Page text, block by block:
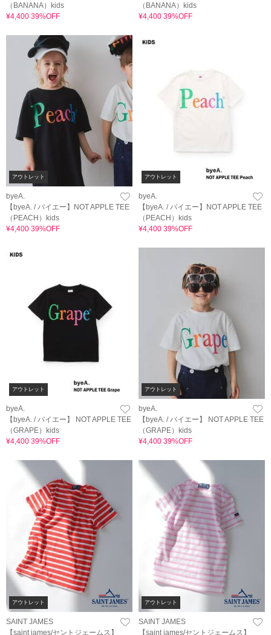
（BANANA）kids
¥4,400 39%OFF
（BANANA）kids
¥4,400 39%OFF
アウトレット
byeA.
【byeA. / バイエー】NOT APPLE TEE
（PEACH）kids
¥4,400 39%OFF
アウトレット
byeA.
【byeA. / バイエー】NOT APPLE TEE
（PEACH）kids
¥4,400 39%OFF
アウトレット
byeA.
【byeA. / バイエー】 NOT APPLE TEE
（GRAPE）kids
¥4,400 39%OFF
アウトレット
byeA.
【byeA. / バイエー】 NOT APPLE TEE
（GRAPE）kids
¥4,400 39%OFF
アウトレット
SAINT JAMES
【saint james/セントジェームス】
アウトレット
SAINT JAMES
【saint james/セントジェームス】